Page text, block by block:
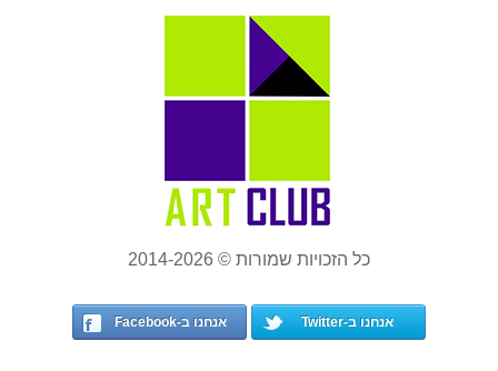
כל הזכויות שמורות © 2014-2026
אנחנו ב-Twitter אנחנו ב-Facebook